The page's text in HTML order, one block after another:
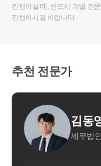
진행하실 때, 반드시 개별 전
진행하시길 바랍니다.
추천 전문가
김동영
세무법인 숲